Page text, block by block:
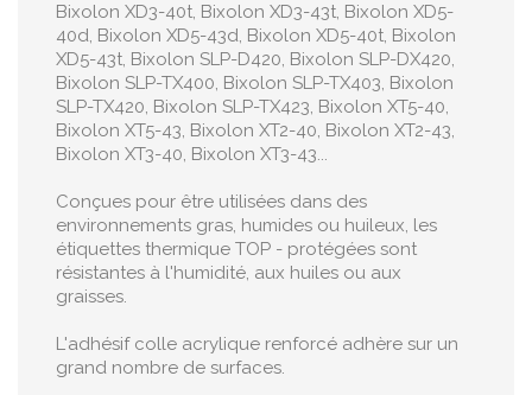
Bixolon XD3-40t, Bixolon XD3-43t, Bixolon XD5-
40d, Bixolon XD5-43d, Bixolon XD5-40t, Bixolon
XD5-43t, Bixolon SLP-D420, Bixolon SLP-DX420,
Bixolon SLP-TX400, Bixolon SLP-TX403, Bixolon
SLP-TX420, Bixolon SLP-TX423, Bixolon XT5-40,
Bixolon XT5-43, Bixolon XT2-40, Bixolon XT2-43,
Bixolon XT3-40, Bixolon XT3-43...
Conçues pour être utilisées dans des
environnements gras, humides ou huileux, les
étiquettes thermique TOP - protégées sont
résistantes à l'humidité, aux huiles ou aux
graisses.
L'adhésif colle acrylique renforcé adhère sur un
grand nombre de surfaces.